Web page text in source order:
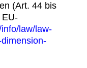
(Art. 44 bis
EU-
law/law-